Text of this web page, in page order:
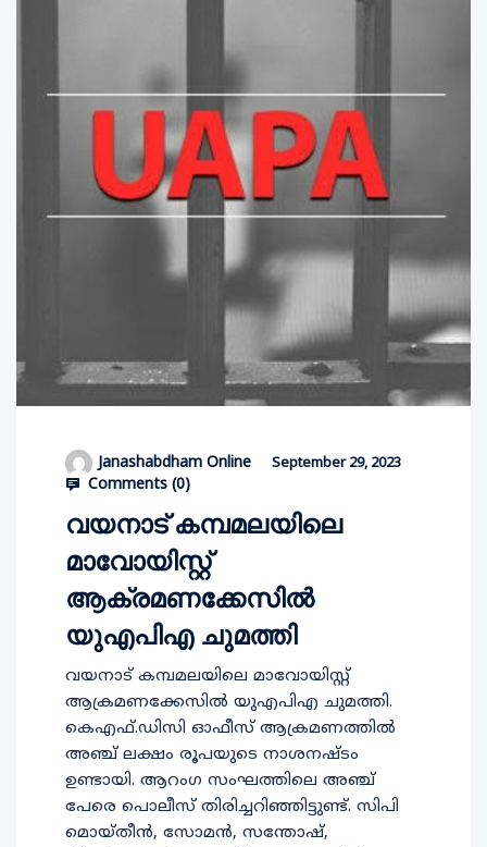
Janashabdham Online September 29, 2023
Comments (0)
വയനാട് കമ്പമലയിലെ
മാവോയിസ്റ്റ്
ആക്രമണക്കേസിൽ
യുഎപിഎ ചുമത്തി
വയനാട് കമ്പമലയിലെ മാവോയിസ്റ്റ്
ആക്രമണക്കേസിൽ യുഎപിഎ ചുമത്തി.
കെഎഫ്.ഡിസി ഓഫീസ് ആക്രമണത്തിൽ
അഞ്ച് ലക്ഷം രൂപയുടെ നാശനഷ്ടം
ഉണ്ടായി. ആറംഗ സംഘത്തിലെ അഞ്ച്
പേരെ പൊലീസ് തിരിച്ചറിഞ്ഞിട്ടുണ്ട്. സിപി
മൊയ്തീൻ, സോമൻ, സന്തോഷ്,